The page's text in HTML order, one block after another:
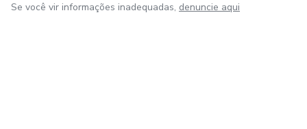
Se você vir informações inadequadas, denuncie aqui